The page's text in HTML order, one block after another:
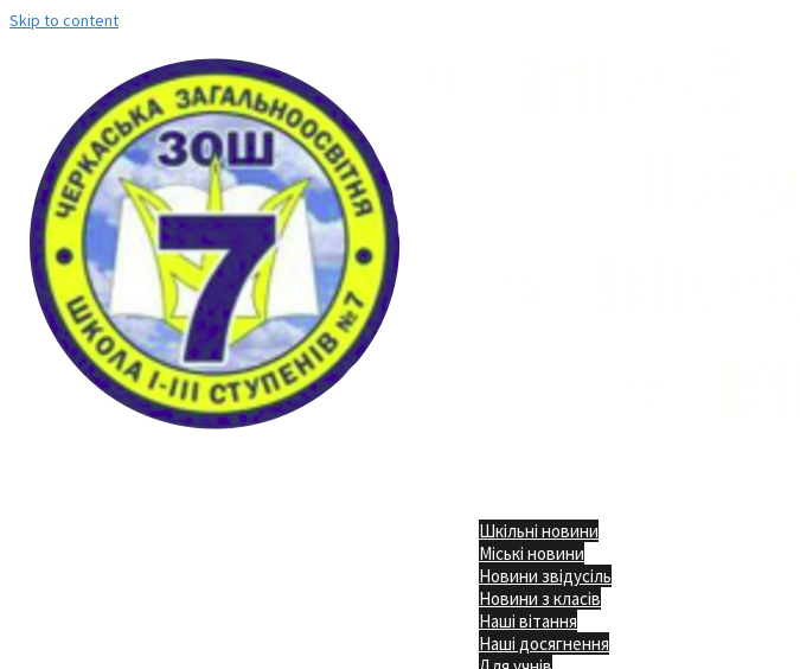
Skip to content
Шкільні новини
Міські новини
Новини звідусіль
Новини з класів
Наші вітання
Наші досягнення